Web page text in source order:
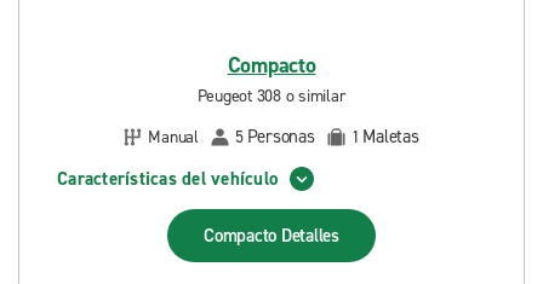
Compacto
Peugeot 308 o similar
Manual
5 Personas 1 Maletas
Características del vehículo
Compacto Detalles